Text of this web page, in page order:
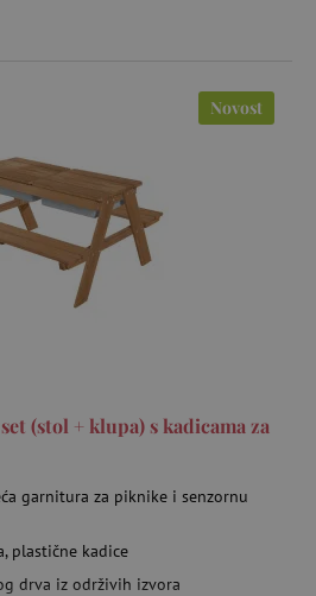
Novost
(stol + klupa) s kadicama za
garnitura za piknike i senzornu
plastične kadice
drva iz održivih izvora
.agatinsvijet.hr